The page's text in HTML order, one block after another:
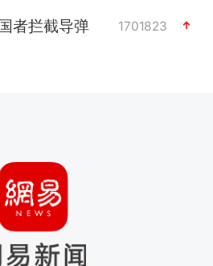
者拦截导弹 1701823